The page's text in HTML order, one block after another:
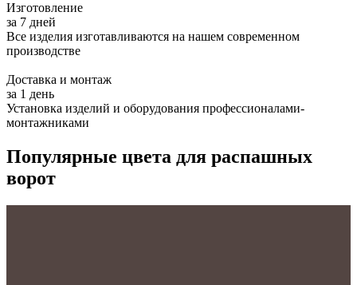
Изготовление
за 7 дней
Все изделия изготавливаются на нашем современном
производстве
Доставка и монтаж
за 1 день
Установка изделий и оборудования профессионалами-
монтажниками
Популярные цвета для распашных
ворот